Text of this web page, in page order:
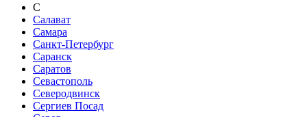
С
Салават
Самара
Санкт-Петербург
Саранск
Саратов
Севастополь
Северодвинск
Сергиев Посад